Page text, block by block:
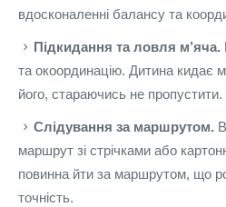
вдосконаленні балансу та
Підкидання та ловля м’яча.
та окоординацію. Дитина кидає
його, стараючись не пропустити.
Слідування за маршрутом.
маршрут зі стрічками або
повинна йти за маршрутом, що
точність.